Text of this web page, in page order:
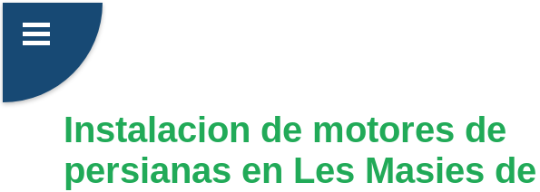
Instalacion de motores de
persianas en Les Masies de